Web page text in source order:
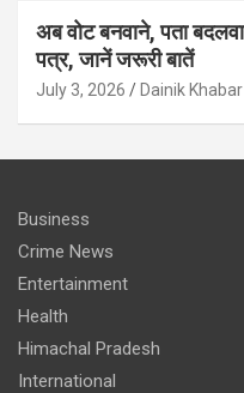
अब वोट बनवाने, पता
पत्र, जानें जरूरी बातें
July 3, 2026 Dainik Khabar
Business
Crime News
Entertainment
Health
Himachal Pradesh
International